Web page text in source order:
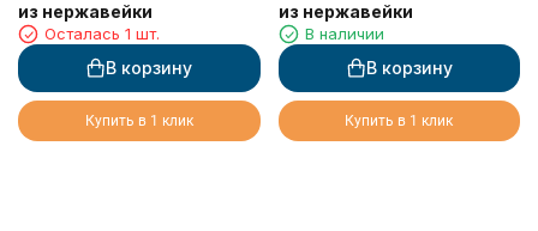
из нержавейки
Осталась 1 шт.
В корзину
Купить в 1 клик
из нержавейки
В наличии
В корзину
Купить в 1 клик